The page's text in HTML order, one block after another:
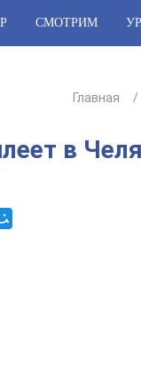
СМОТРИМ
Главная
в